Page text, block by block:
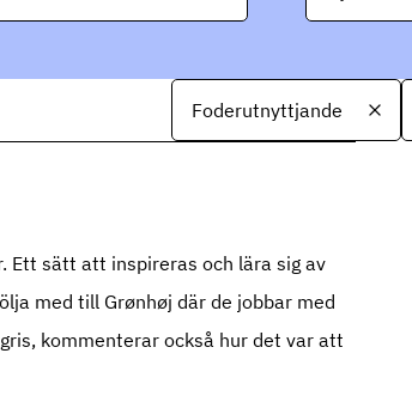
Foderutnyttjande
Ett sätt att inspireras och lära sig av
med till Grønhøj där de jobbar med
kommenterar också hur det var att